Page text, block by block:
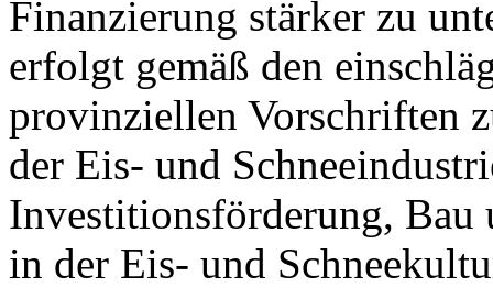
Finanzierung stärker zu
erfolgt gemäß den
provinziellen Vorschriften
der Eis- und
Investitionsförderung,
in der Eis- und